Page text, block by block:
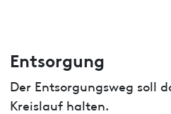
Entsorgung
Der Entsorgungsweg soll
Kreislauf halten.